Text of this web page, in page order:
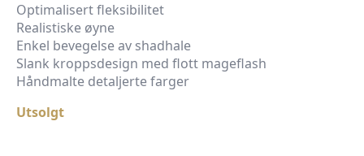
Optimalisert fleksibilitet
Realistiske øyne
Enkel bevegelse av shadhale
Slank kroppsdesign med flott mageflash
Håndmalte detaljerte farger
Utsolgt